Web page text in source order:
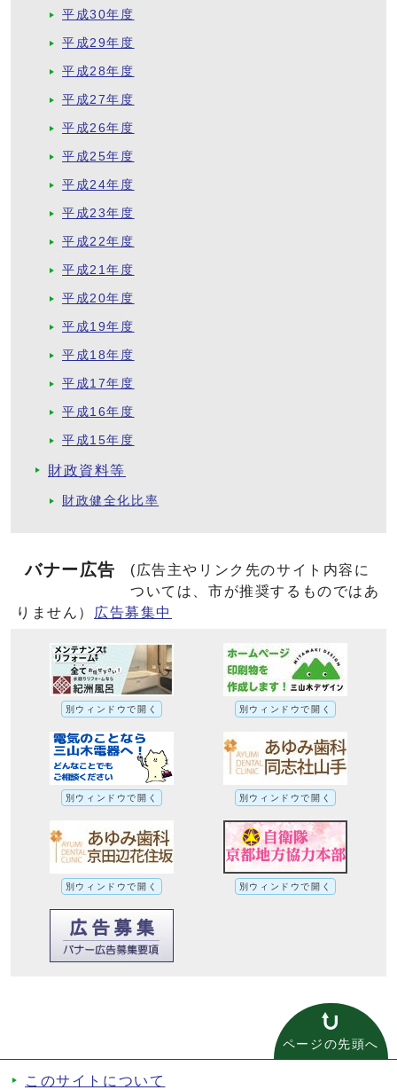
平成30年度
平成29年度
平成28年度
平成27年度
平成26年度
平成25年度
平成24年度
平成23年度
平成22年度
平成21年度
平成20年度
平成19年度
平成18年度
平成17年度
平成16年度
平成15年度
財政資料等
財政健全化比率
バナー広告
(広告主やリンク先のサイト内容に
ついては、市が推奨するものではあ
りません）
広告募集中
別ウィンドウで開く 別ウィンドウで開く
別ウィンドウで開く 別ウィンドウで開く
別ウィンドウで開く 別ウィンドウで開く
ページの先頭へ
このサイトについて